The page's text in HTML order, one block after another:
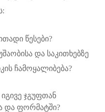
წესები?
და საკითხებზე
ჩამოყალიბება?
ჯგუფთან
და ფორმატში?